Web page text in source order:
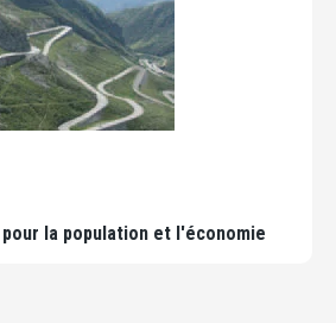
la population et l'économie